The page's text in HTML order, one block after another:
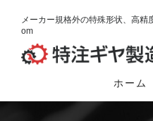
メーカー規格外の特殊形状、高
om
ホーム